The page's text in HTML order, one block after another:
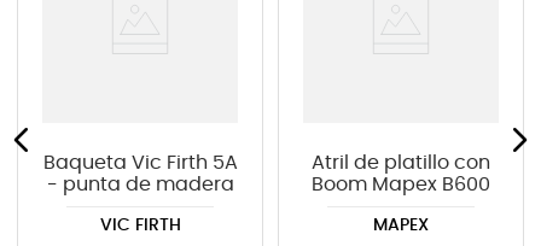
Baqueta Vic Firth 5A
- punta de madera
VIC FIRTH
Atril de platillo con
Boom Mapex B600
MAPEX